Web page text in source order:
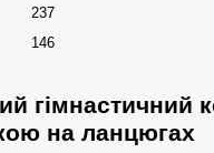
237
146
гімнастичний
на ланцюгах